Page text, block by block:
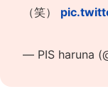
（笑）
— PIS haruna